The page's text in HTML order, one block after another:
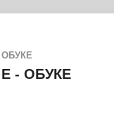
ОБУКЕ
E - ОБУКЕ